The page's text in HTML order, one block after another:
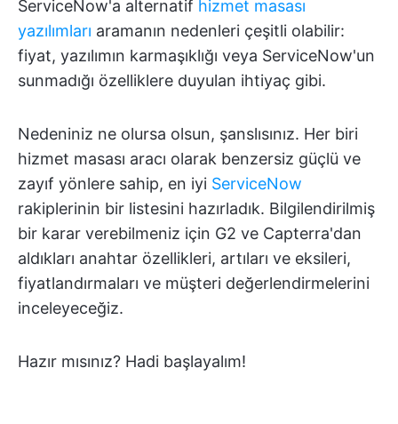
ServiceNow'a alternatif hizmet masası
yazılımları aramanın nedenleri çeşitli olabilir:
fiyat, yazılımın karmaşıklığı veya ServiceNow'un
sunmadığı özelliklere duyulan ihtiyaç gibi.
Nedeniniz ne olursa olsun, şanslısınız. Her biri
hizmet masası aracı olarak benzersiz güçlü ve
zayıf yönlere sahip, en iyi ServiceNow
rakiplerinin bir listesini hazırladık. Bilgilendirilmiş
bir karar verebilmeniz için G2 ve Capterra'dan
aldıkları anahtar özellikleri, artıları ve eksileri,
fiyatlandırmaları ve müşteri değerlendirmelerini
inceleyeceğiz.
Hazır mısınız? Hadi başlayalım!